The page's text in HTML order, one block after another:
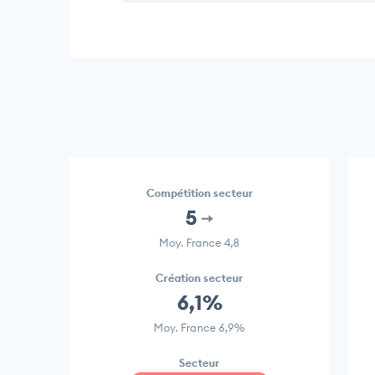
Compétition secteur
5
Moy. France 4,8
Création secteur
6,1%
Moy. France 6,9%
Secteur